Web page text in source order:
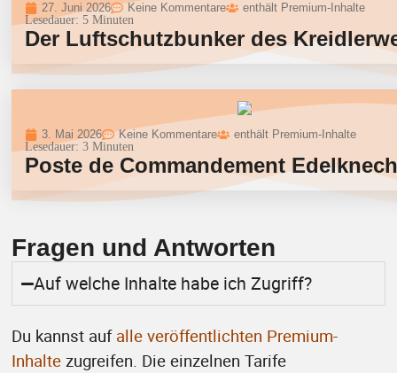
27. Juni 2026 Keine Kommentare enthält Premium-Inhalte
Lesedauer: 5 Minuten
Der Luftschutzbunker des
3. Mai 2026 Keine Kommentare enthält Premium-Inhalte
Lesedauer: 3 Minuten
Poste de Commandement
Fragen und Antworten
Auf welche Inhalte habe ich Zugriff?
Du kannst auf alle veröffentlichten Premium-
Inhalte zugreifen. Die einzelnen Tarife